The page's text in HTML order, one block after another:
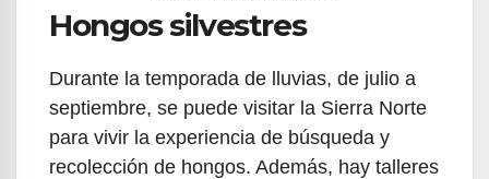
Hongos silvestres
Durante la temporada de lluvias, de julio a
septiembre, se puede visitar la Sierra Norte
para vivir la experiencia de búsqueda y
recolección de hongos. Además, hay talleres